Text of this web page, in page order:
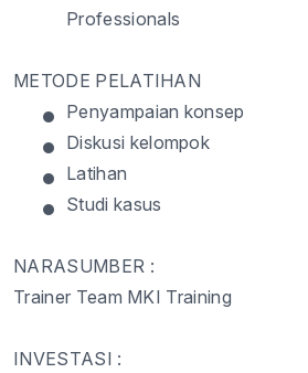
Professionals
METODE PELATIHAN
• Penyampaian konsep
• Diskusi kelompok
• Latihan
• Studi kasus
NARASUMBER :
Trainer Team MKI Training
INVESTASI :